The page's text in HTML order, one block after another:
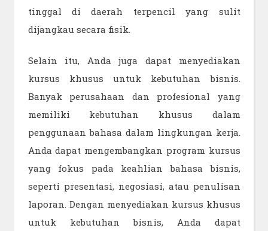
tinggal di daerah terpencil yang sulit
dijangkau secara fisik.
Selain itu, Anda juga dapat menyediakan
kursus khusus untuk kebutuhan bisnis.
Banyak perusahaan dan profesional yang
memiliki kebutuhan khusus dalam
penggunaan bahasa dalam lingkungan kerja.
Anda dapat mengembangkan program kursus
yang fokus pada keahlian bahasa bisnis,
seperti presentasi, negosiasi, atau penulisan
laporan. Dengan menyediakan kursus khusus
untuk kebutuhan bisnis, Anda dapat